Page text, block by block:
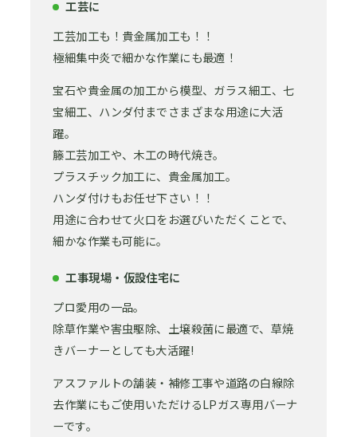
工芸に
工芸加工も！貴金属加工も！！
極細集中炎で細かな作業にも最適！
宝石や貴金属の加工から模型、ガラス細工、七
宝細工、ハンダ付までさまざまな用途に大活
躍。
籐工芸加工や、木工の時代焼き。
プラスチック加工に、貴金属加工。
ハンダ付けもお任せ下さい！！
用途に合わせて火口をお選びいただくことで、
細かな作業も可能に。
工事現場・仮設住宅に
プロ愛用の一品。
除草作業や害虫駆除、土壌殺菌に最適で、草焼
きバーナーとしても大活躍!
アスファルトの舗装・補修工事や道路の白線除
去作業にもご使用いただけるLPガス専用バーナ
ーです。